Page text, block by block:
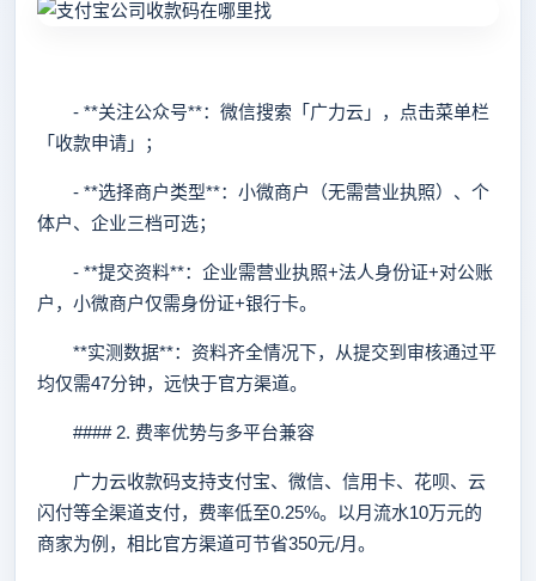
- **关注公众号**：微信搜索「广力云」，点击菜单栏
「收款申请」；
- **选择商户类型**：小微商户（无需营业执照）、个
体户、企业三档可选；
- **提交资料**：企业需营业执照+法人身份证+对公账
户，小微商户仅需身份证+银行卡。
**实测数据**：资料齐全情况下，从提交到审核通过平
均仅需47分钟，远快于官方渠道。
#### 2. 费率优势与多平台兼容
广力云收款码支持支付宝、微信、信用卡、花呗、云
闪付等全渠道支付，费率低至0.25%。以月流水10万元的
商家为例，相比官方渠道可节省350元/月。